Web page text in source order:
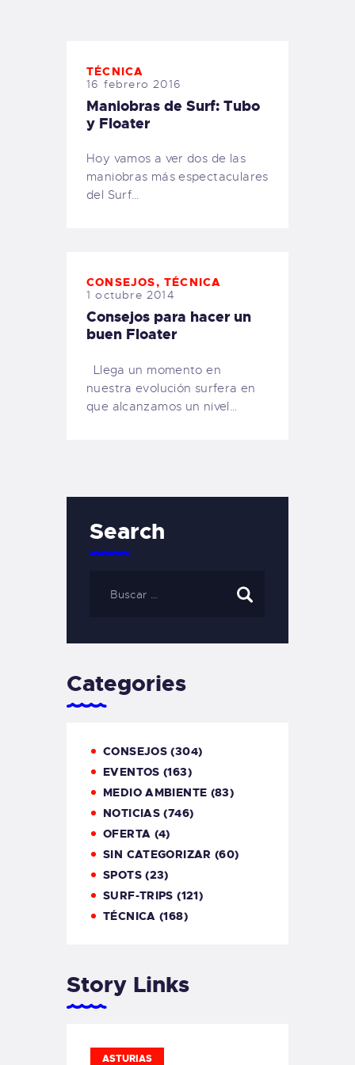
TÉCNICA
16 febrero 2016
Maniobras de Surf: Tubo
y Floater
Hoy vamos a ver dos de las
maniobras más espectaculares
del Surf…
CONSEJOS,TÉCNICA
1 octubre 2014
Consejos para hacer un
buen Floater
Llega un momento en
nuestra evolución surfera en
que alcanzamos un nivel…
Search
Categories
CONSEJOS (304)
EVENTOS (163)
MEDIO AMBIENTE (83)
NOTICIAS (746)
OFERTA (4)
SIN CATEGORIZAR (60)
SPOTS(23)
SURF-TRIPS (121)
TÉCNICA (168)
Story Links
ASTURIAS